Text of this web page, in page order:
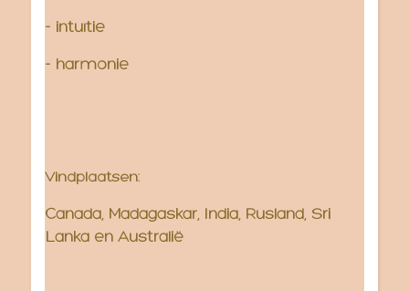
- intuïtie
- harmonie
Vindplaatsen:
Canada, Madagaskar, India, Rusland, Sri
Lanka en Australië